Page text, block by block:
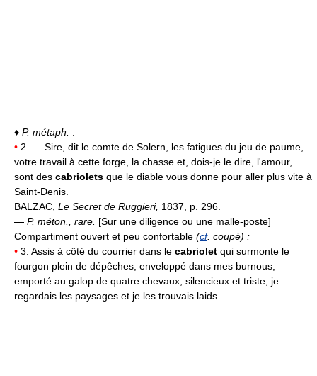
♦ P. métaph.
:
• 2. — Sire, dit le comte de Solern, les fatigues du jeu de paume,
votre travail à cette forge, la chasse et, dois-je le dire, l'amour,
sont des cabriolets que le diable vous donne pour aller plus vite à
Saint-Denis.
BALZAC, Le Secret de Ruggieri, 1837, p. 296.
— P. méton., rare. [Sur une diligence ou une malle-poste]
Compartiment ouvert et peu confortable (cf. coupé) :
• 3. Assis à côté du courrier dans le cabriolet qui surmonte le
fourgon plein de dépêches, enveloppé dans mes burnous,
emporté au galop de quatre chevaux, silencieux et triste, je
regardais les paysages et je les trouvais laids.